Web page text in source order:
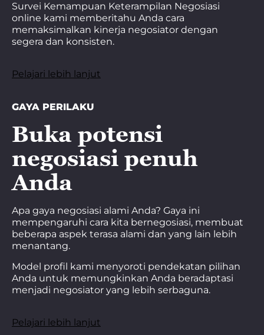
Survei Kemampuan Keterampilan Negosiasi
online kami memberitahu Anda cara
memaksimalkan kinerja negosiator dengan
segera dan konsisten.
Pelajari lebih lanjut
GAYA PERILAKU
Buka potensi
negosiasi penuh
Anda
Apa gaya negosiasi alami Anda? Gaya ini
mempengaruhi cara kita bernegosiasi, membuat
beberapa aspek terasa alami dan yang lain lebih
menantang.
Model profil kami menyoroti pendekatan pilihan
Anda untuk memungkinkan Anda beradaptasi
menjadi negosiator yang lebih serbaguna.
Pelajari lebih lanjut